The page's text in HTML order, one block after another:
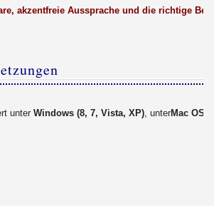
akzentfreie Aussprache und die richtige
unter Windows (8, 7, Vista, XP), unterMac OS X